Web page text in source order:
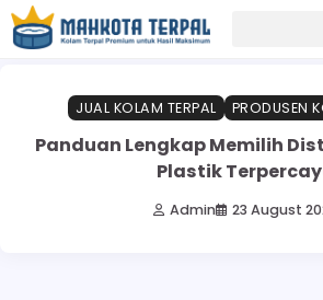
Home terpal plastik
JUAL KOLAM TERPAL
PRODUSEN
Panduan Lengkap Memilih
Plastik
Admin 23 August